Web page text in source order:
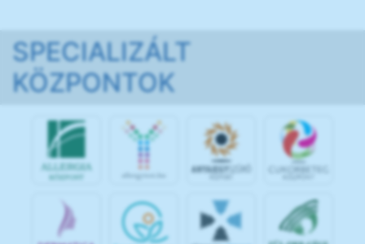
SPECIALIZÁLT
KÖZPONTOK